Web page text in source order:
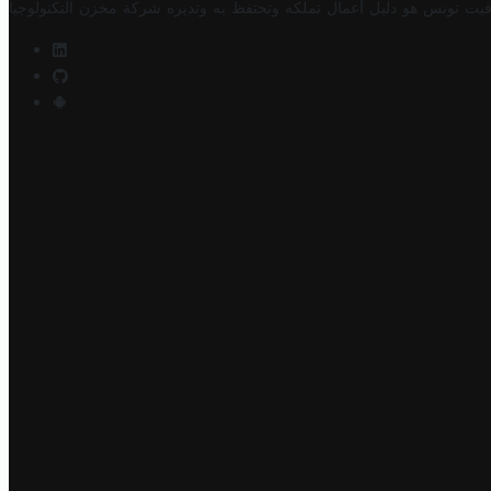
تونس هو دليل أعمال تملكه وتحتفظ به وتديره شركة مخزن التكنولوجيا